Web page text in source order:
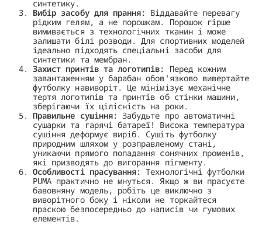
синтетику.
Вибір засобу для прання: Віддавайте перевагу
рідким гелям, а не порошкам. Порошок гірше
вимивається з технологічних тканин і може
залишати білі розводи. Для спортивних моделей
ідеально підходять спеціальні засоби для
синтетики та мембран.
Захист принтів та логотипів:
Перед кожним
завантаженням у барабан обов'язково вивертайте
футболку навиворіт. Це мінімізує механічне
тертя логотипів та принтів об стінки машини,
зберігаючи їх цілісність на роки.
Правильне сушіння: Забудьте про автоматичні
сушарки та гарячі батареї! Висока температура
сушіння деформує виріб. Сушіть футболку
природним шляхом у розправленому стані,
уникаючи прямого попадання сонячних променів,
які призводять до вигорання пігменту.
Особливості прасування: Технологічні футболки
PUMA практично не мнуться. Якщо ж ви прасуєте
бавовняну модель, робіть це виключно з
виворітного боку і ніколи не торкайтеся
праскою безпосередньо до написів чи гумових
елементів.